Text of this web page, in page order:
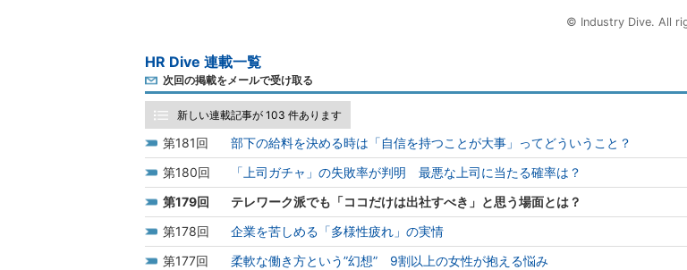
© Industry Dive. All
HR Dive 連載一覧
次回の掲載をメールで受け取る
新しい連載記事が 103 件あります
181
部下の給料を決める時は「自信を持つことが大事」ってどういうこと？
180
「上司ガチャ」の失敗率が判明 最悪な上司に当たる確率は？
179
テレワーク派でも「ココだけは出社すべき」と思う場面とは？
178
企業を苦しめる「多様性疲れ」の実情
177
柔軟な働き方という”幻想” 9割以上の女性が抱える悩み